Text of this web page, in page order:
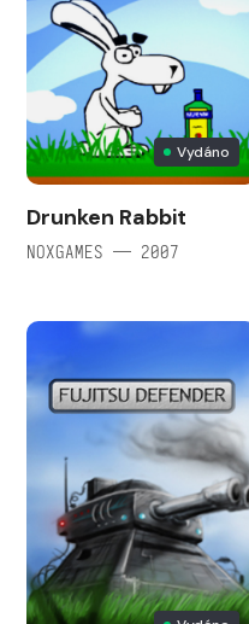
Vydáno
Drunken Rabbit
NOXGAMES — 2007